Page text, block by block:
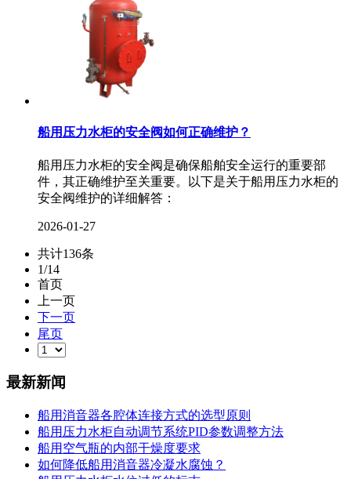
船用压力水柜的安全阀如何正确维护？
船用压力水柜的安全阀是确保船舶安全运行的重要部
件，其正确维护至关重要。以下是关于船用压力水柜的
安全阀维护的详细解答：
2026-01-27
共计136条
1/14
首页
上一页
下一页
尾页
最新新闻
船用消音器各腔体连接方式的选型原则
船用压力水柜自动调节系统PID参数调整方法
船用空气瓶的内部干燥度要求
如何降低船用消音器冷凝水腐蚀？